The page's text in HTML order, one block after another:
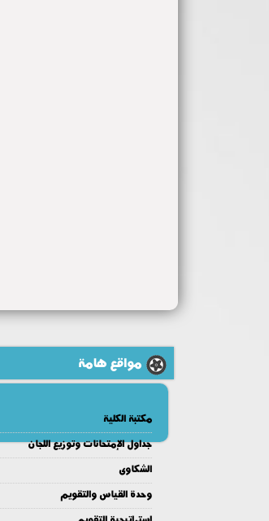
مواقع هامة
مكتبة الكلية
جداول الإمتحانات وتوزيع اللجان
الشكاوى
وحدة القياس والتقويم